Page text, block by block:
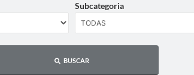
Subcategoria
BUSCAR